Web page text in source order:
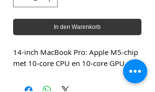
In den Warenkorb
14-inch MacBook Pro: Apple M5‑chip
met 10‑core CPU en 10‑core GPU.